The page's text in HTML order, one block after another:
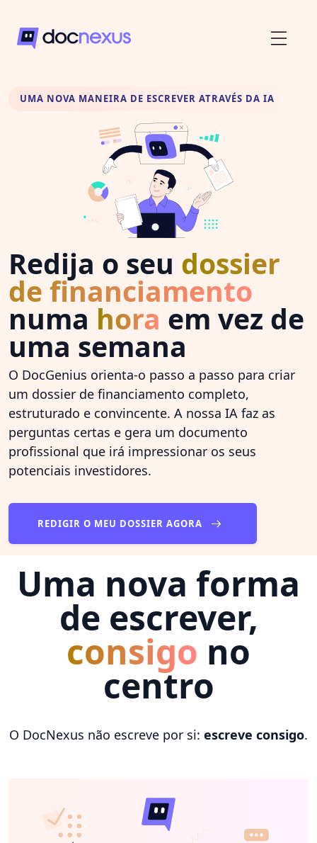
UMA NOVA MANEIRA DE ESCREVER ATRAVÉS DA IA
Redija o seu dossier
de financiamento
numa hora em vez de
uma semana
O DocGenius orienta-o passo a passo para criar
um dossier de financiamento completo,
estruturado e convincente. A nossa IA faz as
perguntas certas e gera um documento
profissional que irá impressionar os seus
potenciais investidores.
REDIGIR O MEU DOSSIER AGORA
Uma nova forma
de escrever,
consigo no
centro
O DocNexus não escreve por si: escreve consigo.